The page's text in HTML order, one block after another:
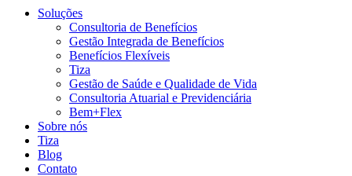
Soluções
Consultoria de Benefícios
Gestão Integrada de Benefícios
Benefícios Flexíveis
Tiza
Gestão de Saúde e Qualidade de Vida
Consultoria Atuarial e Previdenciária
Bem+Flex
Sobre nós
Tiza
Blog
Contato